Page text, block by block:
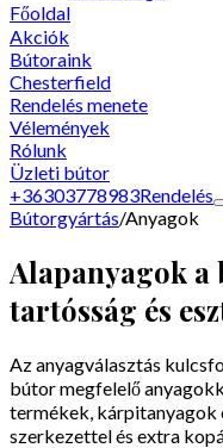
Főoldal
Akciók
Bútoraink
Chesterfield
Rendelés menete
Vélemények
Rólunk
Üzleti bútor
+36303778983Rendelés
Bútorgyártás/Anyagok
Alapanyagok
tartósság és
Az anyagválasztás
bútor megfelelő
termékek,
szerkezettel és extra